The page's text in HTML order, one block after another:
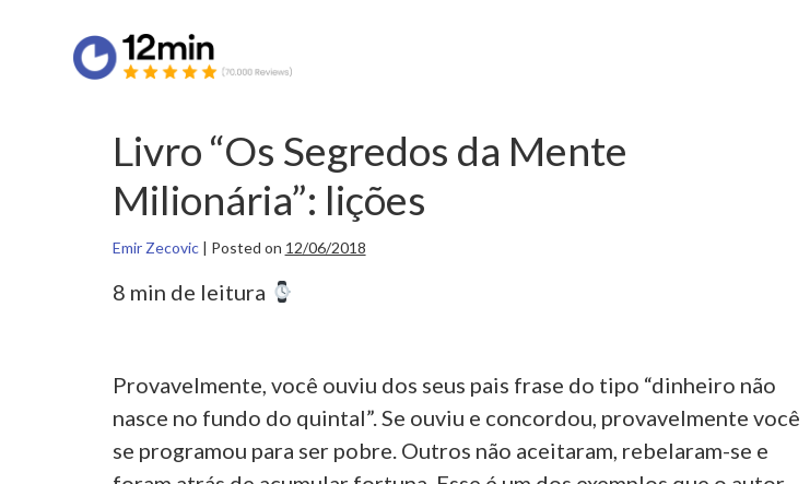
Livro “Os Segredos da Mente
Milionária”: lições
Emir Zecovic| Posted on 12/06/2018
8 min de leitura
Provavelmente, você ouviu dos seus pais frase do tipo “dinheiro não
nasce no fundo do quintal”. Se ouviu e concordou, provavelmente você
se programou para ser pobre. Outros não aceitaram, rebelaram-se e